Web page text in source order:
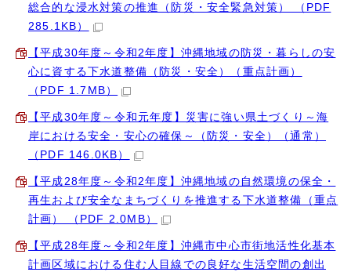
総合的な浸水対策の推進（防災・安全緊急対策） （PDF
285.1KB）
【平成30年度～令和2年度】沖縄地域の防災・暮らしの安
心に資する下水道整備（防災・安全）（重点計画）
（PDF 1.7MB）
【平成30年度～令和元年度】災害に強い県土づくり～海
岸における安全・安心の確保～（防災・安全）（通常）
（PDF 146.0KB）
【平成28年度～令和2年度】沖縄地域の自然環境の保全・
再生および安全なまちづくりを推進する下水道整備（重点
計画） （PDF 2.0MB）
【平成28年度～令和2年度】沖縄市中心市街地活性化基本
計画区域における住む人目線での良好な生活空間の創出